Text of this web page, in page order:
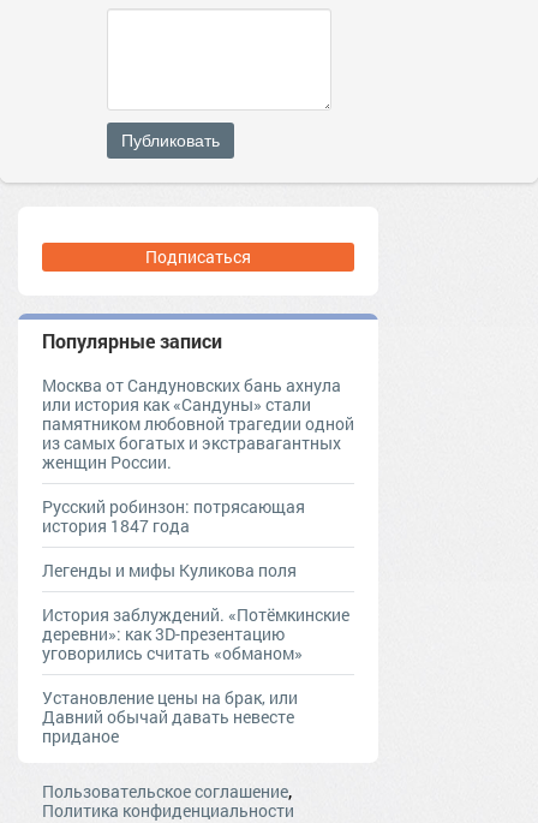
Публиковать
Подписаться
Популярные записи
Москва от Сандуновских бань ахнула
или история как «Сандуны» стали
памятником любовной трагедии одной
из самых богатых и экстравагантных
женщин России.
Русский робинзон: потрясающая
история 1847 года
Легенды и мифы Куликова поля
История заблуждений. «Потёмкинские
деревни»: как 3D-презентацию
уговорились считать «обманом»
Установление цены на брак, или
Давний обычай давать невесте
приданое
Пользовательское соглашение,
Политика конфиденциальности